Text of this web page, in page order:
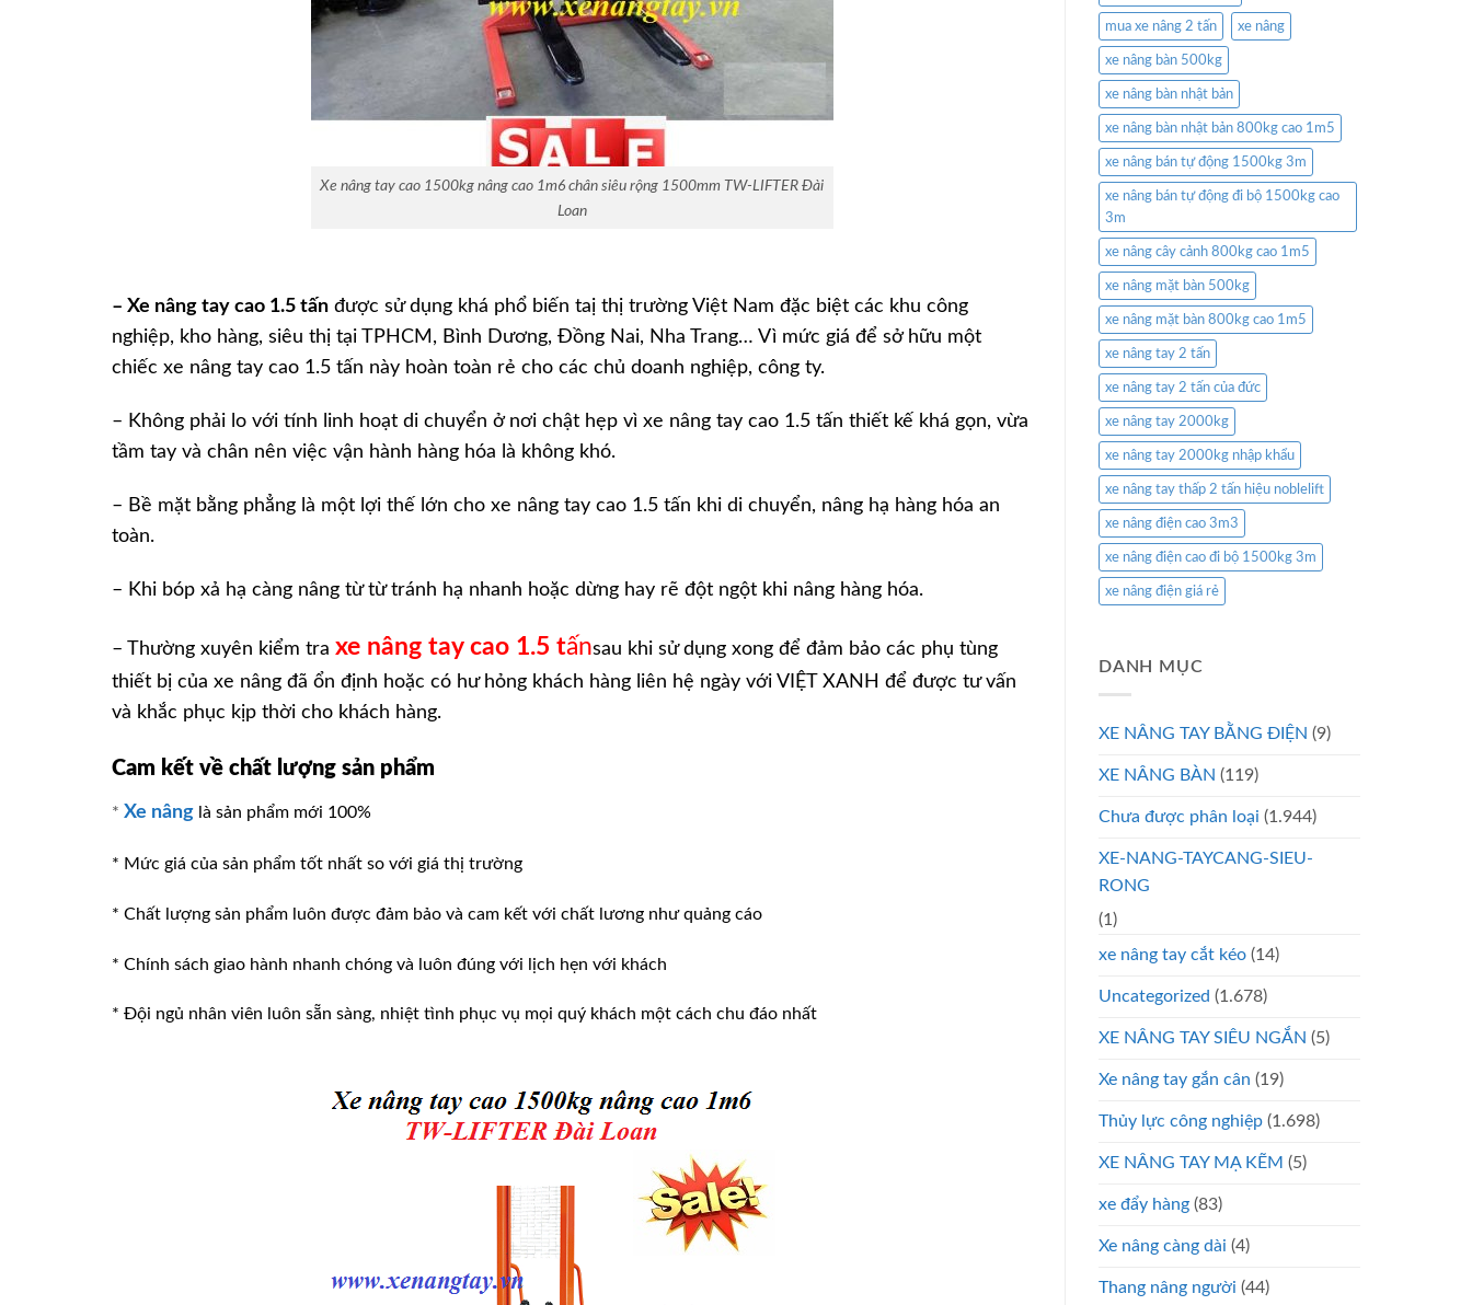
Xe nâng tay cao 1500kg nâng cao 1m6 chân siêu rộng 1500mm TW-LIFTER Đài
Loan
– Xe nâng tay cao 1.5 tấn được sử dụng khá phổ biến taị thị trường Việt Nam đặc biệt các khu công
nghiệp, kho hàng, siêu thị tại TPHCM, Bình Dương, Đồng Nai, Nha Trang… Vì mức giá để sở hữu một
chiếc xe nâng tay cao 1.5 tấn này hoàn toàn rẻ cho các chủ doanh nghiệp, công ty.
– Không phải lo với tính linh hoạt di chuyển ở nơi chật hẹp vì xe nâng tay cao 1.5 tấn thiết kế khá gọn, vừa
tầm tay và chân nên việc vận hành hàng hóa là không khó.
– Bề mặt bằng phẳng là một lợi thế lớn cho xe nâng tay cao 1.5 tấn khi di chuyển, nâng hạ hàng hóa an
toàn.
– Khi bóp xả hạ càng nâng từ từ tránh hạ nhanh hoặc dừng hay rẽ đột ngột khi nâng hàng hóa.
– Thường xuyên kiểm tra xe nâng tay cao 1.5 tấnsau khi sử dụng xong để đảm bảo các phụ tùng
thiết bị của xe nâng đã ổn định hoặc có hư hỏng khách hàng liên hệ ngày với VIỆT XANH để được tư vấn
và khắc phục kịp thời cho khách hàng.
Cam kết về chất lượng sản phẩm
* Xe nâng là sản phẩm mới 100%
* Mức giá của sản phẩm tốt nhất so với giá thị trường
* Chất lượng sản phẩm luôn được đảm bảo và cam kết với chất lương như quảng cáo
* Chính sách giao hành nhanh chóng và luôn đúng với lịch hẹn với khách
* Đội ngủ nhân viên luôn sẵn sàng, nhiệt tình phục vụ mọi quý khách một cách chu đáo nhất
mua xe nâng 2 tấn xe nâng
xe nâng bàn 500kg
xe nâng bàn nhật bản
xe nâng bàn nhật bản 800kg cao 1m5
xe nâng bán tự động 1500kg 3m
xe nâng bán tự động đi bộ 1500kg cao
3m
xe nâng cây cảnh 800kg cao 1m5
xe nâng mặt bàn 500kg
xe nâng mặt bàn 800kg cao 1m5
xe nâng tay 2 tấn
xe nâng tay 2 tấn của đức
xe nâng tay 2000kg
xe nâng tay 2000kg nhập khẩu
xe nâng tay thấp 2 tấn hiệu noblelift
xe nâng điện cao 3m3
xe nâng điện cao đi bộ 1500kg 3m
xe nâng điện giá rẻ
DANH MỤC
XE NÂNG TAY BẰNG ĐIỆN (9)
XE NÂNG BÀN (119)
Chưa được phân loại (1.944)
XE-NANG-TAYCANG-SIEU-
RONG
(1)
xe nâng tay cắt kéo (14)
Uncategorized (1.678)
XE NÂNG TAY SIÊU NGẮN (5)
Xe nâng tay gắn cân (19)
Thủy lực công nghiệp (1.698)
XE NÂNG TAY MẠ KẼM (5)
xe đẩy hàng (83)
Xe nâng càng dài (4)
Thang nâng người (44)